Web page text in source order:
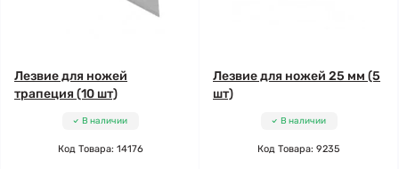
Лезвие для ножей
трапеция (10 шт)
В наличии
Код Товара: 14176
Лезвие для ножей 25 мм (5
шт)
В наличии
Код Товара: 9235